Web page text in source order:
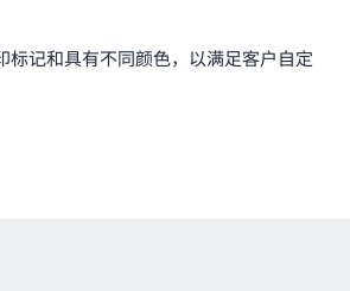
标记和具有不同颜色，以满足客户自定